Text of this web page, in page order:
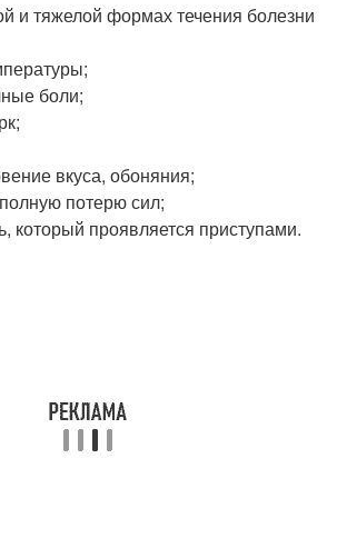
и тяжелой формах течения болезни
боли;
вкуса, обоняния;
потерю сил;
который проявляется приступами.